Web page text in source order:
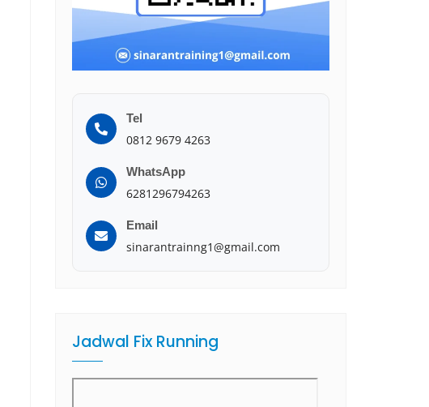
Tel
0812 9679 4263
WhatsApp
6281296794263
Email
sinarantrainng1@gmail.com
Jadwal Fix Running